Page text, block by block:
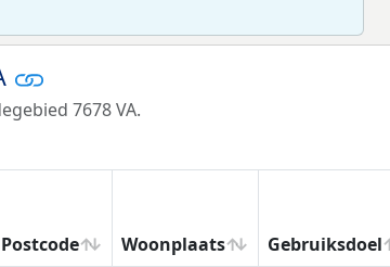
7678 VA.
Postcode Woonplaats Gebruiksdoel